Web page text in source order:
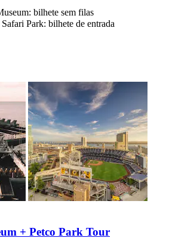
bilhete sem filas
Park: bilhete de entrada
+ Petco Park Tour